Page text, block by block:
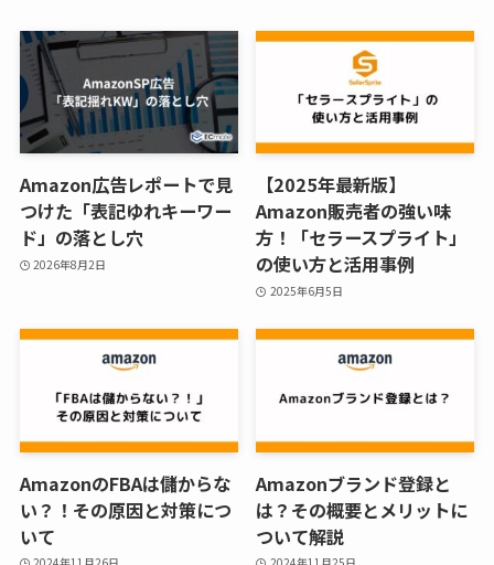
Amazon広告レポートで見
つけた「表記ゆれキーワー
ド」の落とし穴
2026年8月2日
【2025年最新版】
Amazon販売者の強い味
方！「セラースプライト」
の使い方と活用事例
2025年6月5日
AmazonのFBAは儲からな
い？！その原因と対策につ
いて
Amazonブランド登録と
は？その概要とメリットに
ついて解説